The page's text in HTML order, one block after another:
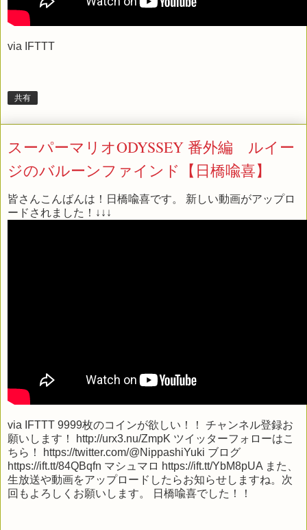
via IFTTT
共有
スーパーマリオODYSSEY 番外編 ルイー
ジのバルーンファインド【日橋喩喜】
皆さんこんばんは！日橋喩喜です。 新しい動画がアップロ
ードされました！↓↓↓
via IFTTT 9999枚のコインが欲しい！！ チャンネル登録お
願いします！ http://urx3.nu/ZmpK ツイッターフォローはこ
ちら！ https://twitter.com/@NippashiYuki ブログ
https://ift.tt/84QBqfn マシュマロ https://ift.tt/YbM8pUA また、
生放送や動画をアップロードしたらお知らせしますね。次
回もよろしくお願いします。 日橋喩喜でした！！